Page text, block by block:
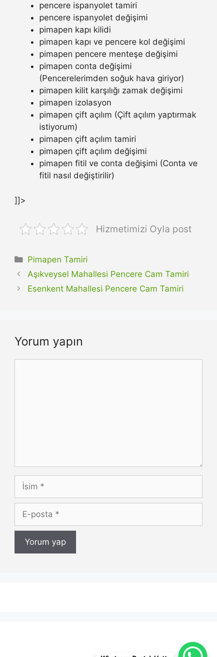
pencere ispanyolet tamiri
pencere ispanyolet değişimi
pimapen kapı kilidi
pimapen kapı ve pencere kol değişimi
pimapen pencere menteşe değişimi
pimapen conta değişimi
(Pencerelerimden soğuk hava giriyor)
pimapen kilit karşılığı zamak değişimi
pimapen izolasyon
pimapen çift açılım (Çift açılım yaptırmak
istiyorum)
pimapen çift açılım tamiri
pimapen çift açılım değişimi
pimapen fitil ve conta değişimi (Conta ve
fitil nasıl değiştirilir)
]]>
Hizmetimizi Oyla post
Kategoriler
Pimapen Tamiri
Aşıkveysel Mahallesi Pencere Cam Tamiri
Esenkent Mahallesi Pencere Cam Tamiri
Yorum yapın
İsim
posta